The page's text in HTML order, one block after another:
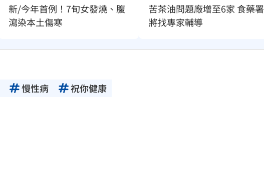
新/今年首例！7旬女發燒、腹
瀉染本土傷寒
苦茶油問題廠增至6家 食藥署
將找專家輔導
慢性病 祝你健康